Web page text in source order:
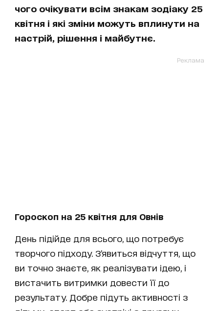
чого очікувати всім знакам зодіаку 25
квітня і які зміни можуть вплинути на
настрій, рішення і майбутнє.
Реклама
Гороскоп на 25 квітня для Овнів
День підійде для всього, що потребує
творчого підходу. З’явиться відчуття, що
ви точно знаєте, як реалізувати ідею, і
вистачить витримки довести її до
результату. Добре підуть активності з